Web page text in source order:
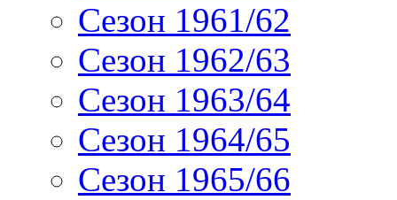
Сезон 1961/62
Сезон 1962/63
Сезон 1963/64
Сезон 1964/65
Сезон 1965/66